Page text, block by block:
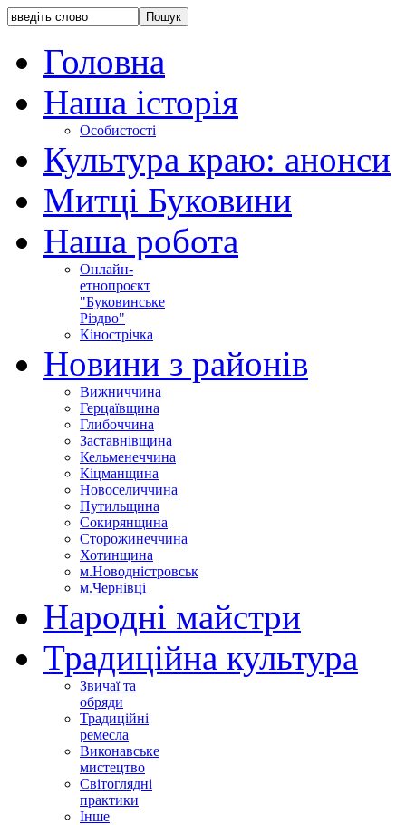
Головна
Наша історія
Особистості
Культура краю: анонси
Митці Буковини
Наша робота
Онлайн-
етнопроєкт
"Буковинське
Різдво"
Кінострічка
Новини з районів
Вижниччина
Герцаївщина
Глибоччина
Заставнівщина
Кельменеччина
Кіцманщина
Новоселиччина
Путильщина
Сокирянщина
Сторожинеччина
Хотинщина
м.Новодністровськ
м.Чернівці
Народні майстри
Традиційна культура
Звичаї та
обряди
Традиційні
ремесла
Виконавське
мистецтво
Світоглядні
практики
Інше